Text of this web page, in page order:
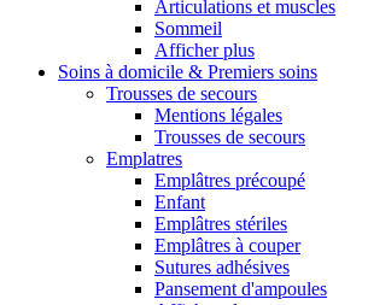
Articulations et muscles
Sommeil
Afficher plus
Soins à domicile & Premiers soins
Trousses de secours
Mentions légales
Trousses de secours
Emplatres
Emplâtres précoupé
Enfant
Emplâtres stériles
Emplâtres à couper
Sutures adhésives
Pansement d'ampoules